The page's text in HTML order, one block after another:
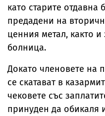
като старите отдавна
предадени на
ценния метал, както
болница.
Докато членовете на
се скатават в
чековете със
принуден да обикаля